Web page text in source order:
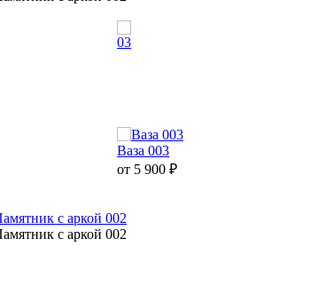
03
Ваза 003
от 5 900 ₽